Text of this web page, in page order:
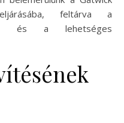
feltárva a
és a lehetséges